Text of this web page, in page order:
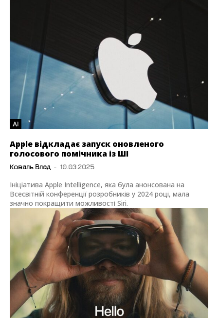
AI
Apple відкладає запуск оновленого
голосового помічника із ШІ
Коваль Влад - 10.03.2025
Ініціатива Apple Intelligence, яка була анонсована на
Всесвітній конференції розробників у 2024 році, мала
значно покращити можливості Siri.